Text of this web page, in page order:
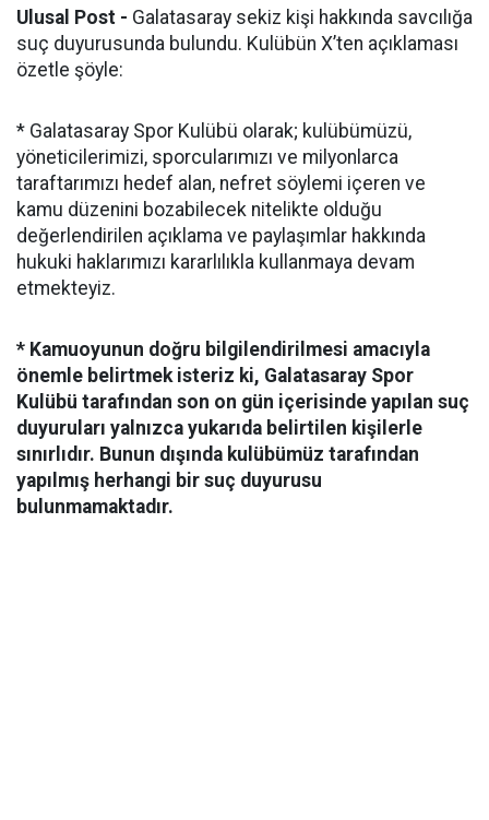
Ulusal Post - Galatasaray sekiz kişi hakkında savcılığa
suç duyurusunda bulundu. Kulübün X’ten açıklaması
özetle şöyle:
* Galatasaray Spor Kulübü olarak; kulübümüzü,
yöneticilerimizi, sporcularımızı ve milyonlarca
taraftarımızı hedef alan, nefret söylemi içeren ve
kamu düzenini bozabilecek nitelikte olduğu
değerlendirilen açıklama ve paylaşımlar hakkında
hukuki haklarımızı kararlılıkla kullanmaya devam
etmekteyiz.
* Kamuoyunun doğru bilgilendirilmesi amacıyla
önemle belirtmek isteriz ki, Galatasaray Spor
Kulübü tarafından son on gün içerisinde yapılan suç
duyuruları yalnızca yukarıda belirtilen kişilerle
sınırlıdır. Bunun dışında kulübümüz tarafından
yapılmış herhangi bir suç duyurusu
bulunmamaktadır.